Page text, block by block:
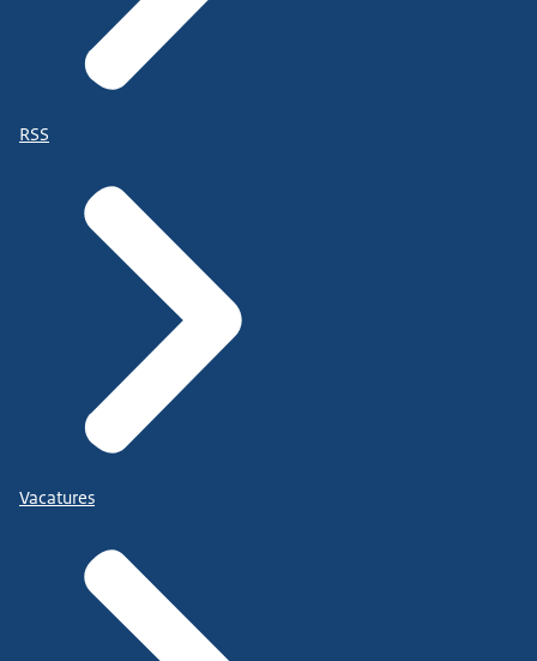
RSS
Vacatures